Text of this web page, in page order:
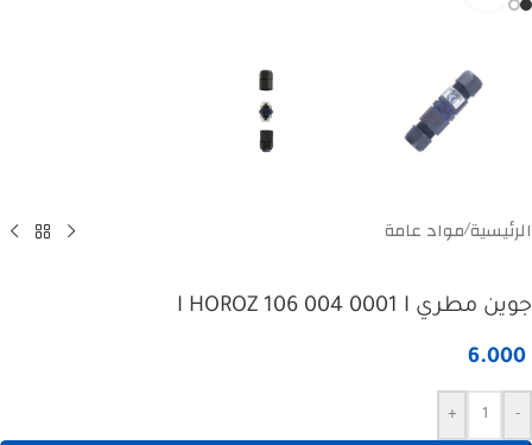
الرئيسية/مواد عامة
جوين مطري I HOROZ 106 004 0001 I
6.000
-
+